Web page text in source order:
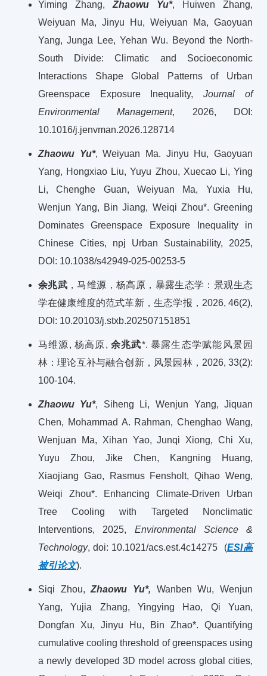
Yiming Zhang,Zhaowu Yu*, Huiwen Zhang,
Weiyuan Ma, Jinyu Hu, Weiyuan Ma, Gaoyuan
Yang, Junga Lee, Yehan Wu. Beyond the North-
South Divide: Climatic and Socioeconomic
Interactions Shape Global Patterns of Urban
Greenspace Exposure Inequality,Journal of
Environmental Management, 2026, DOI:
10.1016/j.jenvman.2026.128714
Zhaowu Yu*, Weiyuan Ma. Jinyu Hu, Gaoyuan
Yang, Hongxiao Liu, Yuyu Zhou, Xuecao Li, Ying
Li, Chenghe Guan, Weiyuan Ma, Yuxia Hu,
Wenjun Yang, Bin Jiang, Weiqi Zhou*. Greening
Dominates Greenspace Exposure Inequality in
Chinese Cities, npj Urban Sustainability, 2025,
DOI: 10.1038/s42949-025-00253-5
余兆武 ，马维源，杨高原，暴露生态学：景观生态
学在健康维度的范式革新，生态学报，2026, 46(2),
DOI: 10.20103/j.stxb.202507151851
马维源, 杨高原, 余兆武*. 暴露生态学赋能风景园
林：理论互补与融合创新，风景园林，2026, 33(2):
100-104.
Zhaowu Yu*, Siheng Li, Wenjun Yang, Jiquan
Chen, Mohammad A. Rahman, Chenghao Wang,
Wenjuan Ma, Xihan Yao, Junqi Xiong, Chi Xu,
Yuyu Zhou, Jike Chen, Kangning Huang,
Xiaojiang Gao, Rasmus Fensholt, Qihao Weng,
Weiqi Zhou*. Enhancing Climate-Driven Urban
Tree Cooling with Targeted Nonclimatic
Interventions, 2025, Environmental Science &
Technology, doi: 10.1021/acs.est.4c14275 (ESI高
被引论文).
Siqi Zhou,Zhaowu Yu*, Wanben Wu, Wenjun
Yang, Yujia Zhang, Yingying Hao, Qi Yuan,
Dongfan Xu, Jinyu Hu, Bin Zhao*. Quantifying
cumulative cooling threshold of greenspaces using
a newly developed 3D model across global cities,